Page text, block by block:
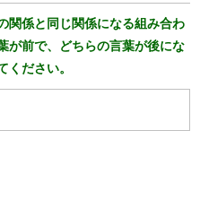
関係と同じ関係になる組み合わ
が前で、どちらの言葉が後にな
ください。